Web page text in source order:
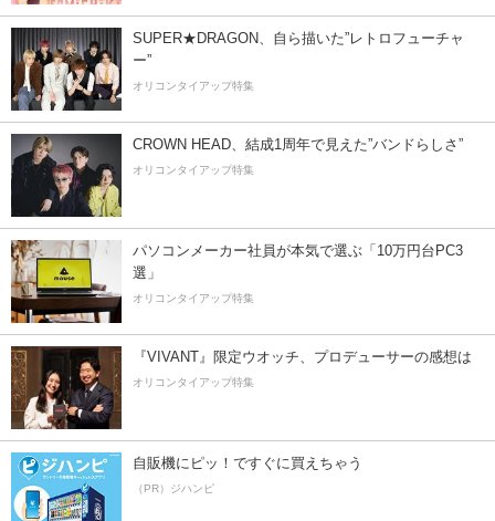
SUPER★DRAGON、自ら描いた”レトロフューチャ
ー”
オリコンタイアップ特集
CROWN HEAD、結成1周年で見えた”バンドらしさ”
オリコンタイアップ特集
パソコンメーカー社員が本気で選ぶ「10万円台PC3
選」
オリコンタイアップ特集
『VIVANT』限定ウオッチ、プロデューサーの感想は
オリコンタイアップ特集
自販機にピッ！ですぐに買えちゃう
（PR）ジハンピ